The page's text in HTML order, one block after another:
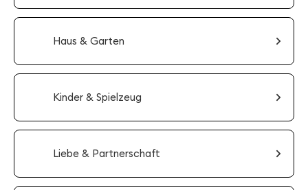
Haus & Garten
Kinder & Spielzeug
Liebe & Partnerschaft